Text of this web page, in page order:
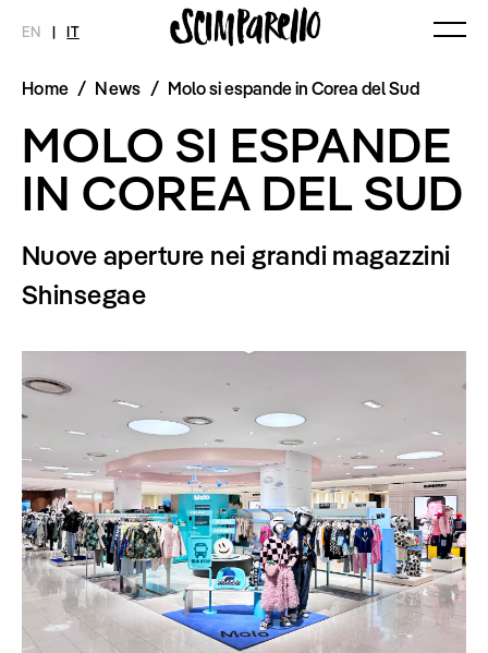
EN | IT
MAGAZINE
Ultimo Numero
Archivio
NOVITÀ MODA
Collezioni
Editoriali
Styling Tips
Video
INTERVIEW
Meet Me
SCIMPARELLO
Chi siamo
Imprint
Home / News / Molo si espande in Corea del Sud
MOLO SI ESPANDE
IN COREA DEL SUD
Nuove aperture nei grandi magazzini
Shinsegae